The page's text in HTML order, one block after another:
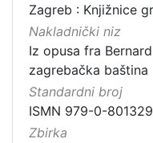
Zagreb : Knjižnice
Nakladnički niz
Iz opusa fra
zagrebačka baština
Standardni broj
ISMN 979-0-
Zbirka